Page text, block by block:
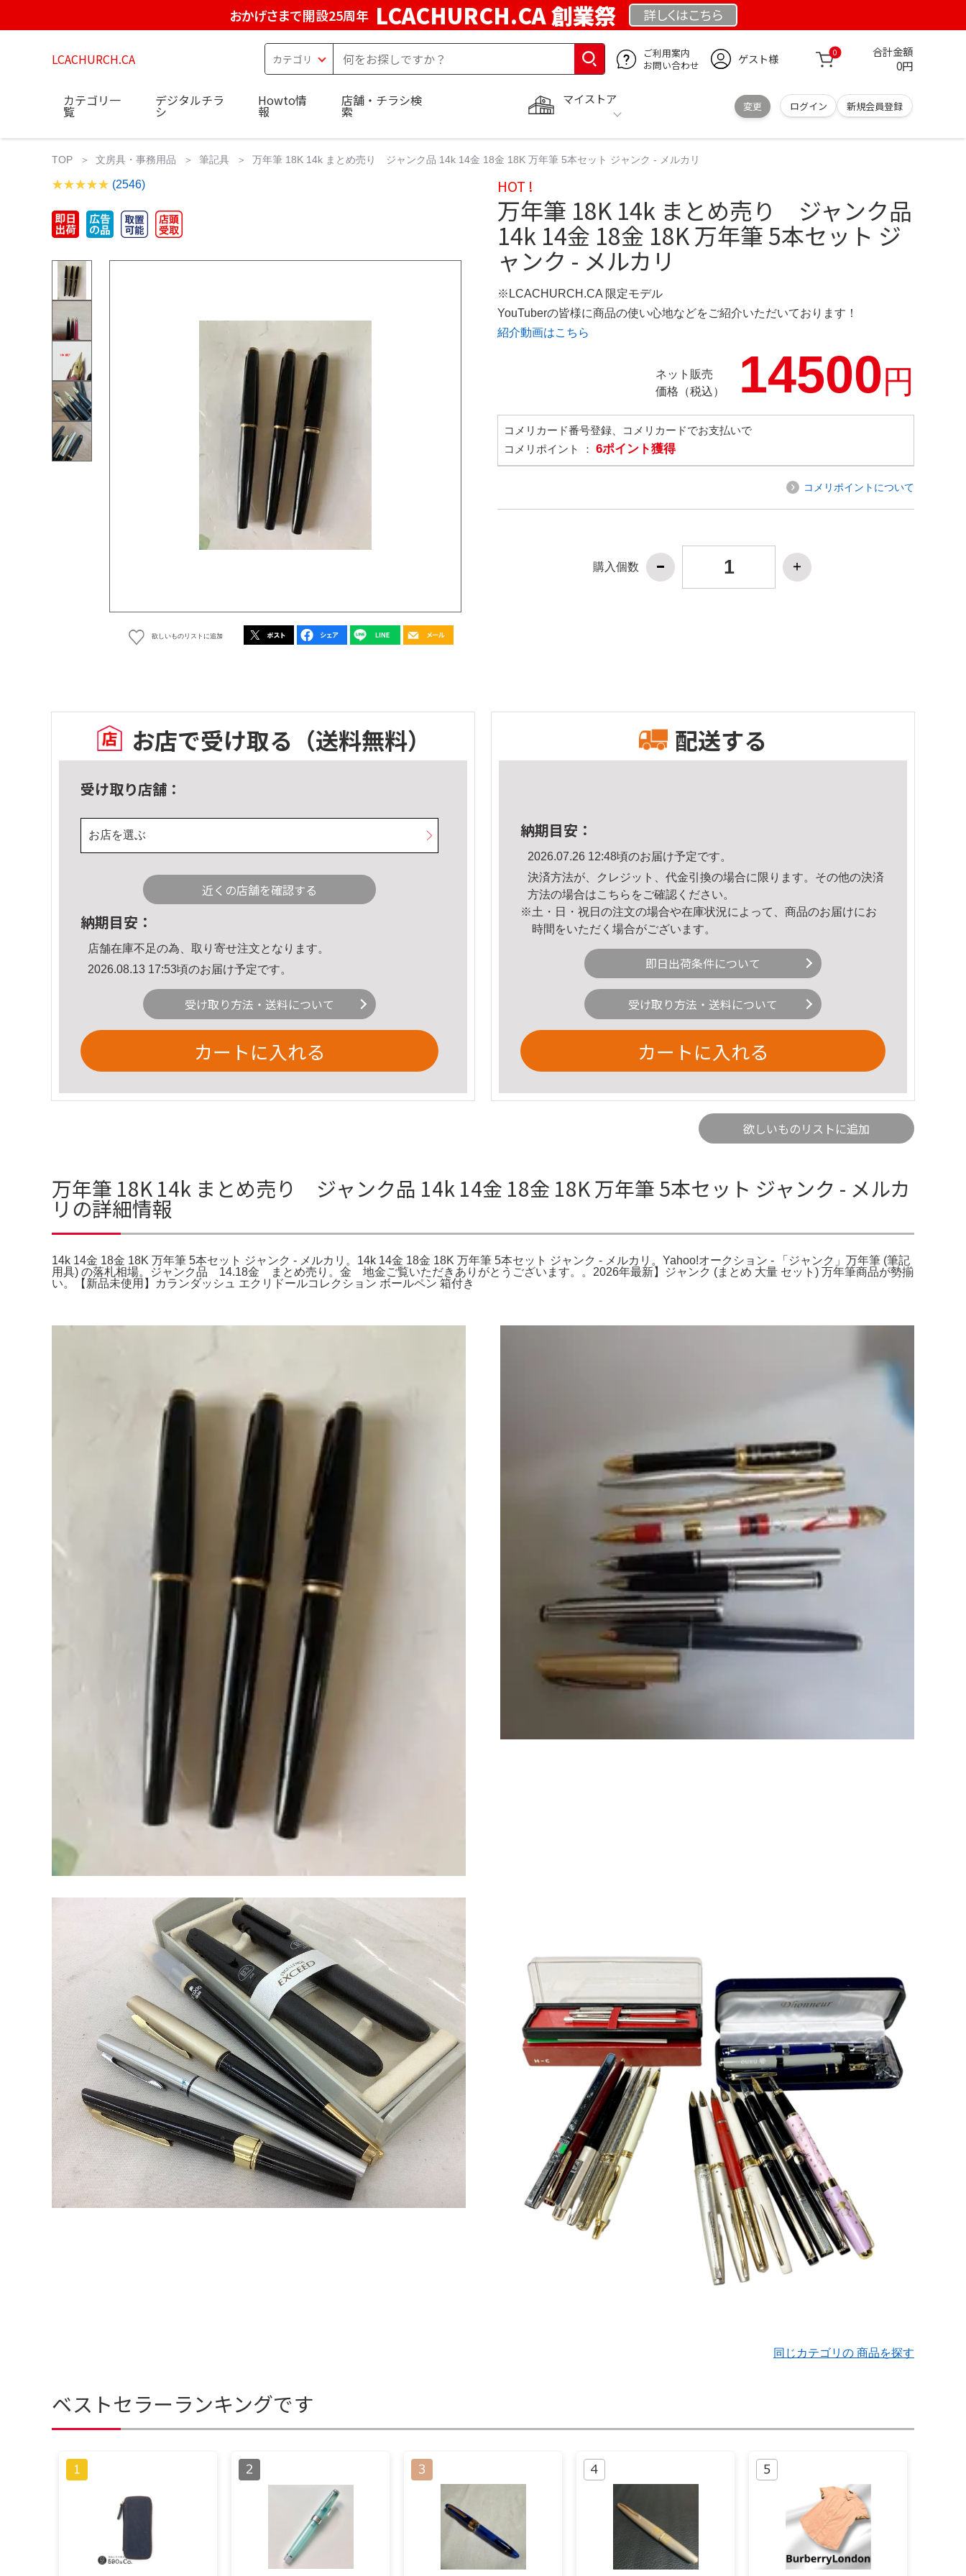
おかげさまで開設25周年 LCACHURCH.CA 創業祭 詳しくはこちら
LCACHURCH.CA
ご利用案内
お問い合わせ
ゲスト様 0 合計金額
0円
マイストア
変更 ログイン 新規会員登録
カテゴリ一
覧
デジタルチラ
シ
Howto情
報
店舗・チラシ検
索
TOP 文房具・事務用品 筆記具 万年筆 18K 14k まとめ売り ジャンク品 14k 14金 18金 18K 万年筆 5本セット ジャンク - メルカリ
(2546)
欲しいものリストに追加
HOT !
万年筆 18K 14k まとめ売り ジャンク品
14k 14金 18金 18K 万年筆 5本セット ジ
ャンク - メルカリ
※LCACHURCH.CA 限定モデル
YouTuberの皆様に商品の使い心地などをご紹介いただいております！
紹介動画はこちら
ネット販売
価格（税込）
14500円
コメリカード番号登録、コメリカードでお支払いで
コメリポイント ： 6ポイント獲得
コメリポイントについて
購入個数
お店で受け取る （送料無料）
受け取り店舗：
お店を選ぶ
近くの店舗を確認する
納期目安：
店舗在庫不足の為、取り寄せ注文となります。
2026.08.13 17:53頃のお届け予定です。
受け取り方法・送料について
カートに入れる
配送する
納期目安：
2026.07.26 12:48頃のお届け予定です。
決済方法が、クレジット、代金引換の場合に限ります。その他の決済
方法の場合はこちら をご確認ください。
※土・日・祝日の注文の場合や在庫状況によって、商品のお届けにお
時間をいただく場合がございます。
即日出荷条件について
受け取り方法・送料について
カートに入れる
欲しいものリストに追加
万年筆 18K 14k まとめ売り ジャンク品 14k 14金 18金 18K 万年筆 5本セット ジャンク - メルカ
リの詳細情報
14k 14金 18金 18K 万年筆 5本セット ジャンク - メルカリ。14k 14金 18金 18K 万年筆 5本セット ジャンク - メルカリ。Yahoo!オークション - 「ジャンク」万年筆 (筆記
用具) の落札相場。ジャンク品 14.18金 まとめ売り。金 地金ご覧いただきありがとうございます。。2026年最新】ジャンク (まとめ 大量 セット) 万年筆商品が勢揃
い。【新品未使用】カランダッシュ エクリドールコレクション ボールペン 箱付き
同じカテゴリの 商品を探す
ベストセラーランキングです